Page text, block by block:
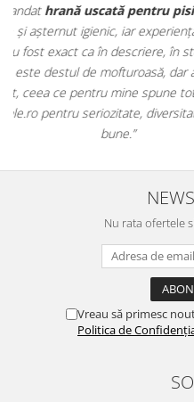
Apreciez foarte mult faptul că
doar hrană, ci și
antiparazitare, suplimente
comod să pot comanda tot
dintr-un singur loc. Livrarea
originale și în termen.
pentru orice
Nu rata ofertele
Vreau să primesc
Politica de